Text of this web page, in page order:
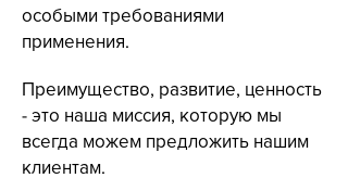
особыми требованиями
применения.
Преимущество, развитие, ценность
- это наша миссия, которую мы
всегда можем предложить нашим
клиентам.